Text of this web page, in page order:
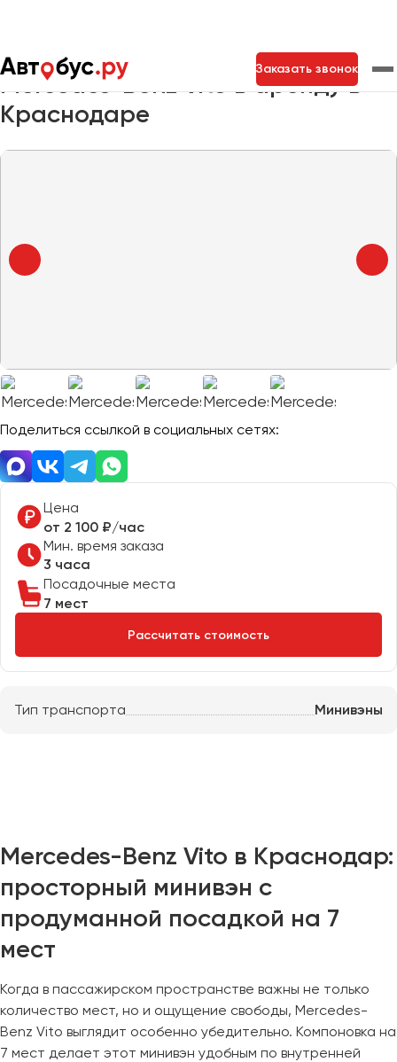
Заказать звонок
Главная Автопарк Mercedes-Benz Vito
Mercedes-Benz Vito в аренду в
Краснодаре
Поделиться ссылкой в социальных сетях:
Цена
от 2 100 ₽/час
Мин. время заказа
3 часа
Посадочные места
7 мест
Рассчитать стоимость
Тип транспорта Минивэны
Mercedes-Benz Vito в Краснодар:
просторный минивэн с
продуманной посадкой на 7
мест
Когда в пассажирском пространстве важны не только
количество мест, но и ощущение свободы, Mercedes-
Benz Vito выглядит особенно убедительно. Компоновка на
7 мест делает этот минивэн удобным по внутренней
Астрахань
Великий Новгород
Владивосток
Владикавказ
Владимир
Волгоград
Волжский
Вологда
Евпатория
Калининград
Калуга
Керчь
Киров
Красноярск
Курган
Курск
Нажимая на кнопку, вы соглашаетесь с
конфиденциальности
Отправить заявку
Нажимая на кнопку, вы соглашаетесь с
конфиденциальности